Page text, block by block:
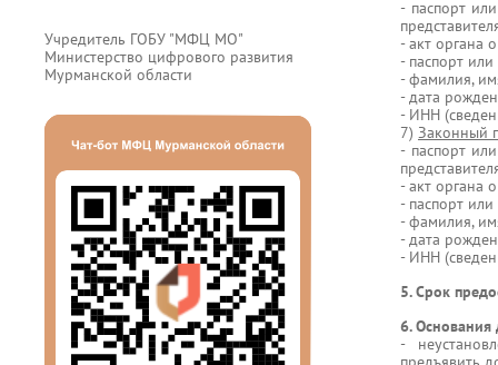
Учредитель ГОБУ "МФЦ МО"
Министерство цифрового развития
Мурманской области
- паспорт
- акт органа
- паспорт
- фамилия,
- дата
- ИНН
7) Законный
- паспорт
- акт органа
- паспорт
- фамилия,
- дата
- ИНН
5. Срок
6. Основания
-